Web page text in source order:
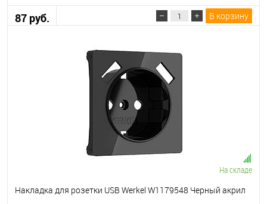
87 руб. В корзину
На складе
Накладка для розетки USB Werkel W1179548 Черный акрил